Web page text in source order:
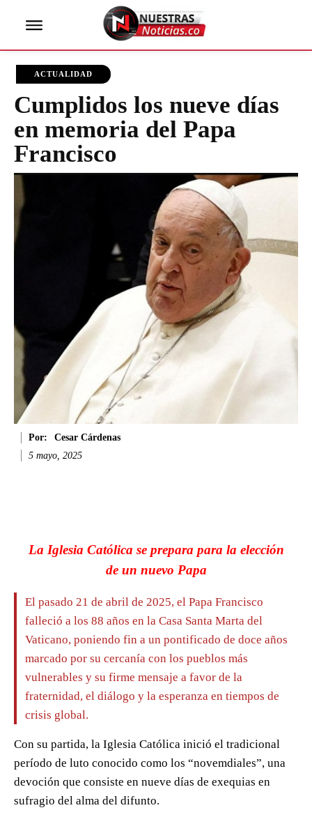
ACTUALIDAD
Cumplidos los nueve días
en memoria del Papa
Francisco
Por:
Cesar Cárdenas
5 mayo, 2025
La Iglesia Católica se prepara para la elección
de un nuevo Papa
El pasado 21 de abril de 2025, el Papa Francisco
falleció a los 88 años en la Casa Santa Marta del
Vaticano, poniendo fin a un pontificado de doce años
marcado por su cercanía con los pueblos más
vulnerables y su firme mensaje a favor de la
fraternidad, el diálogo y la esperanza en tiempos de
crisis global.
Con su partida, la Iglesia Católica inició el tradicional
período de luto conocido como los “novemdiales”, una
devoción que consiste en nueve días de exequias en
sufragio del alma del difunto.